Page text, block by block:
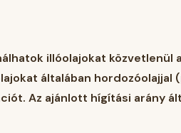
illóolajokat közvetlenül
általában
Az ajánlott hígítási arány